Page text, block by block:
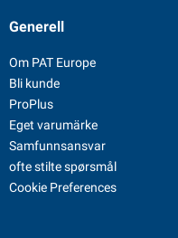
Generell
Om PAT Europe
Bli kunde
ProPlus
Eget varumärke
Samfunnsansvar
ofte stilte spørsmål
Cookie Preferences